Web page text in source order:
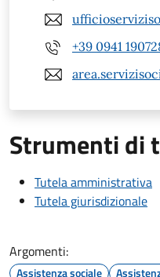
+39 0941
Strumenti di
Tutela amministrativa
Tutela giurisdizionale
Argomenti:
Assistenza sociale